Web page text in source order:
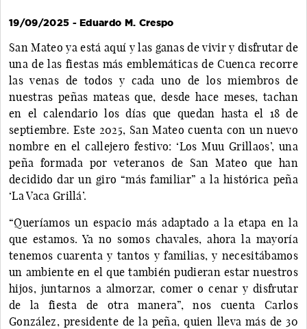
19/09/2025 - Eduardo M. Crespo
San Mateo ya está aquí y las ganas de vivir y disfrutar de
una de las fiestas más emblemáticas de Cuenca recorre
las venas de todos y cada uno de los miembros de
nuestras peñas mateas que, desde hace meses, tachan
en el calendario los días que quedan hasta el 18 de
septiembre. Este 2025, San Mateo cuenta con un nuevo
nombre en el callejero festivo: ‘Los Muu Grillaos’, una
peña formada por veteranos de San Mateo que han
decidido dar un giro “más familiar” a la histórica peña
‘La Vaca Grillá’.
“Queríamos un espacio más adaptado a la etapa en la
que estamos. Ya no somos chavales, ahora la mayoría
tenemos cuarenta y tantos y familias, y necesitábamos
un ambiente en el que también pudieran estar nuestros
hijos, juntarnos a almorzar, comer o cenar y disfrutar
de la fiesta de otra manera”, nos cuenta Carlos
González, presidente de la peña, quien lleva más de 30